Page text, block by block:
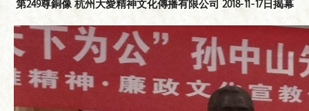
第249尊銅像 杭州大愛精神文化傳播有限公司 2018-11-17日揭幕